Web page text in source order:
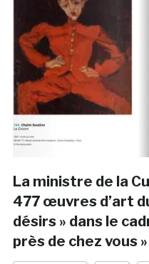
La ministre de la
477 œuvres d’art
désirs » dans le
près de chez vous »